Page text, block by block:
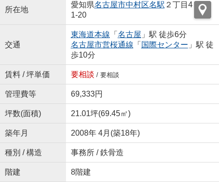
所在地
愛知県名古屋市中村区名駅 ２丁目4
1-20
交通
東海道本線 「 名古屋 」駅 徒歩6分
名古屋市営桜通線 「 国際センター 」駅 徒
歩10分
賃料 / 坪単価 要相談 / 要相談
管理費等 69,333円
坪数(面積) 21.01坪(69.45㎡)
築年月 2008年 4月(築18年)
種別 / 構造 事務所 / 鉄骨造
階建 8階建